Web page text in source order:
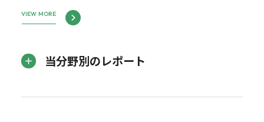
VIEW MORE
当分野別のレポート